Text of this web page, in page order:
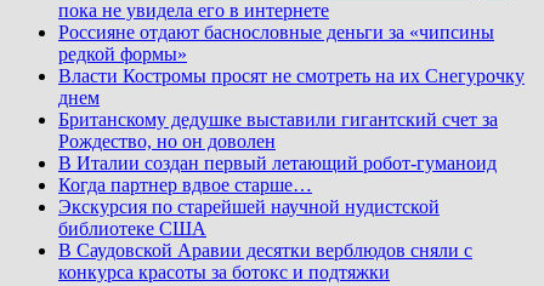
пока не увидела его в интернете
Россияне отдают баснословные деньги за «чипсины
редкой формы»
Власти Костромы просят не смотреть на их Снегурочку
днем
Британскому дедушке выставили гигантский счет за
Рождество, но он доволен
В Италии создан первый летающий робот-гуманоид
Когда партнер вдвое старше…
Экскурсия по старейшей научной нудистской
библиотеке США
В Саудовской Аравии десятки верблюдов сняли с
конкурса красоты за ботокс и подтяжки